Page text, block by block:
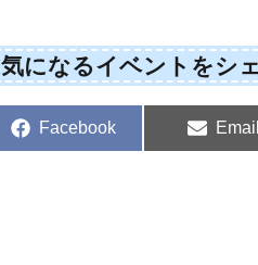
気になるイベントをシ
Share
Facebook